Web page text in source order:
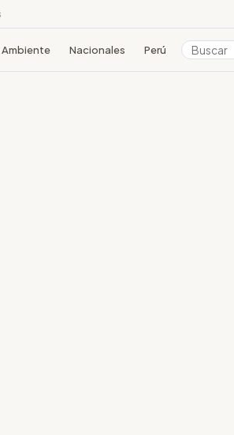
Nacionales Perú Colombia